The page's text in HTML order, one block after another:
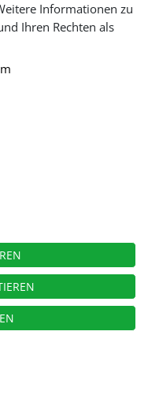
Informationen zu
Ihren Rechten als
Rechte vorbehalten